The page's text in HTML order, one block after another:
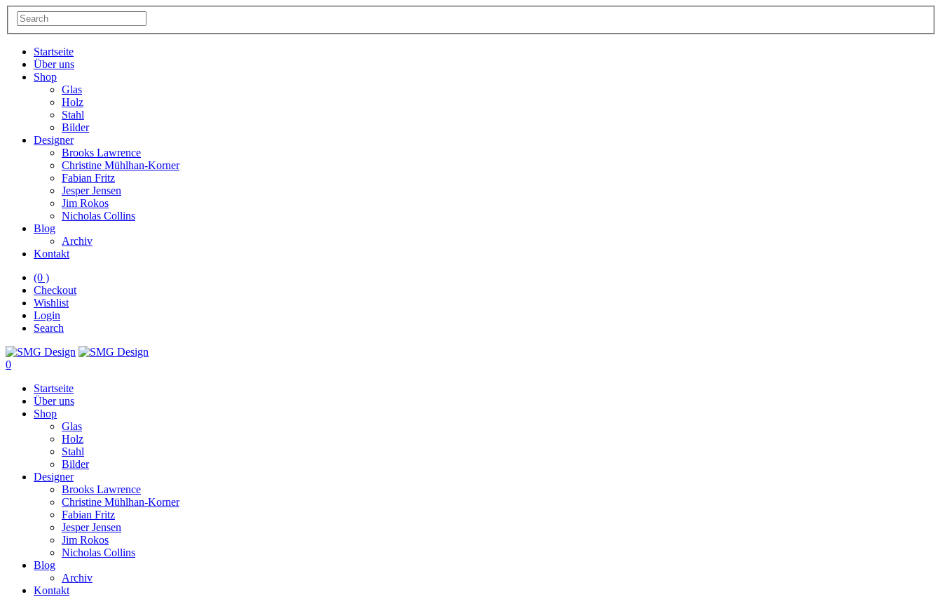
Startseite
Über uns
Shop
Glas
Holz
Stahl
Bilder
Designer
Brooks Lawrence
Christine Mühlhan-Korner
Fabian Fritz
Jesper Jensen
Jim Rokos
Nicholas Collins
Blog
Archiv
Kontakt
(0 )
Checkout
Wishlist
Login
Search
0
Startseite
Über uns
Shop
Glas
Holz
Stahl
Bilder
Designer
Brooks Lawrence
Christine Mühlhan-Korner
Fabian Fritz
Jesper Jensen
Jim Rokos
Nicholas Collins
Blog
Archiv
Kontakt